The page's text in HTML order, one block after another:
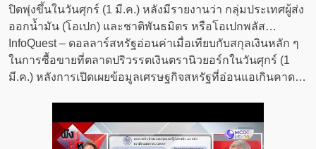
ปิดพุ่งขึ้นในวันศุกร์ (1 มี.ค.) หลังมีรายงานว่า กลุ่มประเทศผู้ส่ง
ออกน้ำมัน (โอเปก) และชาติพันธมิตร หรือโอเปกพลัส…
InfoQuest – ดอลลาร์สหรัฐอ่อนค่าเมื่อเทียบกับสกุลเงินหลัก ๆ
ในการซื้อขายที่ตลาดปริวรรตเงินตรานิวยอร์กในวันศุกร์ (1
มี.ค.) หลังการเปิดเผยข้อมูลเศรษฐกิจสหรัฐที่อ่อนแอเกินคาด…